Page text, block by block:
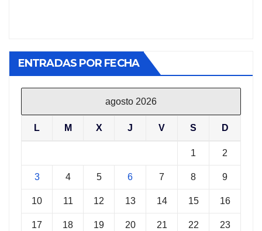
ENTRADAS POR FECHA
agosto 2026
L M X J V S D
1 2
3 4 5 6 7 8 9
10 11 12 13 14 15 16
17 18 19 20 21 22 23